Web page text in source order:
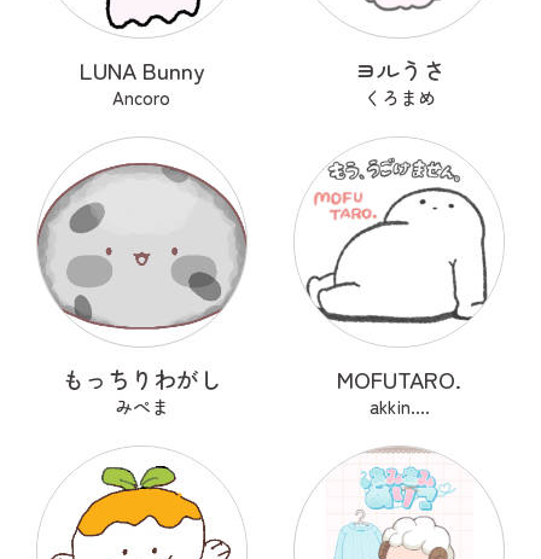
LUNA Bunny
Ancoro
ヨルうさ
くろまめ
もっちりわがし
みぺま
MOFUTARO.
akkin....